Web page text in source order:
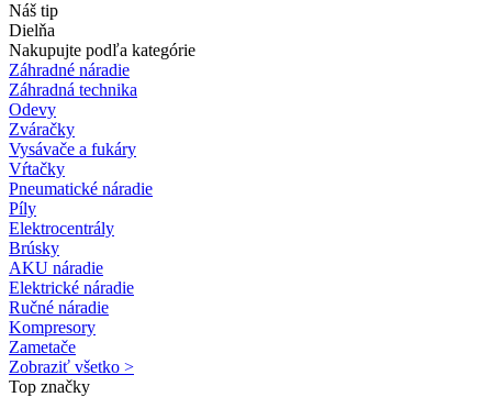
Náš tip
Dielňa
Nakupujte podľa kategórie
Záhradné náradie
Záhradná technika
Odevy
Zváračky
Vysávače a fukáry
Vŕtačky
Pneumatické náradie
Píly
Elektrocentrály
Brúsky
AKU náradie
Elektrické náradie
Ručné náradie
Kompresory
Zametače
Zobraziť všetko >
Top značky